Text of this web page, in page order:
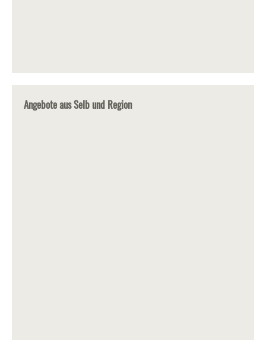
Angebote aus Selb und Region